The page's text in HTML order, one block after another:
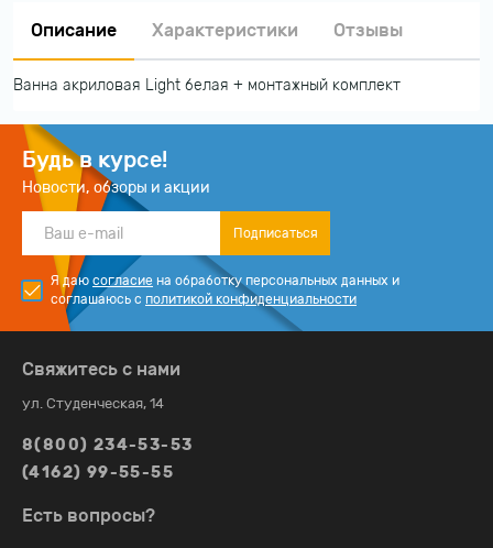
Описание Характеристики Отзывы
Ванна акриловая Light белая + монтажный комплект
Будь в курсе!
Новости, обзоры и акции
Подписаться
Я даю согласие на обработку персональных данных и
соглашаюсь с политикой конфиденциальности
Свяжитесь с нами
ул. Студенческая, 14
8(800) 234-53-53
(4162) 99-55-55
Есть вопросы?